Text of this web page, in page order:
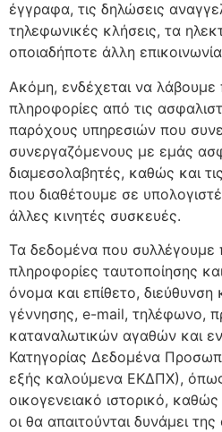
έγγραφα, τις δηλώσεις
τηλεφωνικές κλήσεις, τα
οποιαδήποτε άλλη
Ακόμη, ενδέχεται να λάβουμε
πληροφορίες από τις
παρόχους υπηρεσιών που
συνεργαζόμενους με εμάς
διαμεσολαβητές, καθώς και
που διαθέτουμε σε
άλλες κινητές συσκευές.
Τα δεδομένα που συλλέγουμε
πληροφορίες ταυτοποίησης
όνομα και επίθετο, διεύθυνση
γέννησης, e-mail, τηλέφωνο,
καταναλωτικών αγαθών και
Κατηγορίας Δεδομένα
εξής καλούμενα ΕΚΔΠΧ),
οικογενειακό ιστορικό,
οι θα απαιτούνται δυνάμει